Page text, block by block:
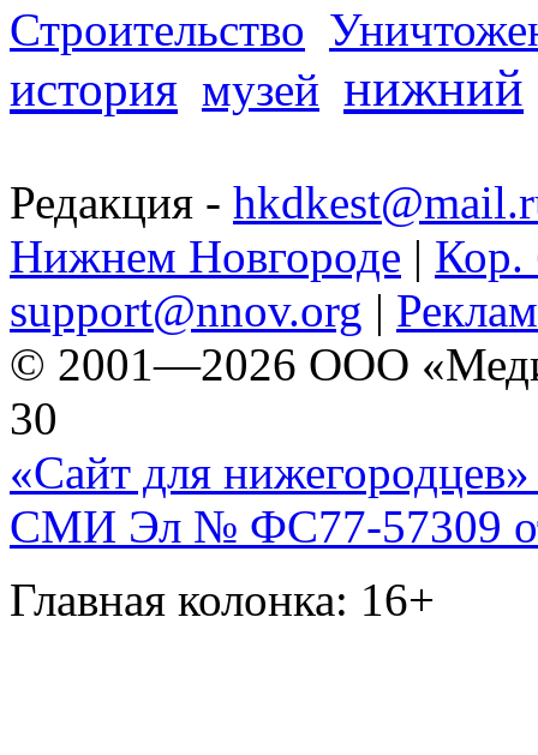
Строительство
история музей нижний
Редакция -
Нижнем Новгороде | Кор.
support@nnov.org |
© 2001—2026 ООО
30
«Сайт для нижегородцев»
СМИ Эл № ФС77-57309
Главная колонка: 16+